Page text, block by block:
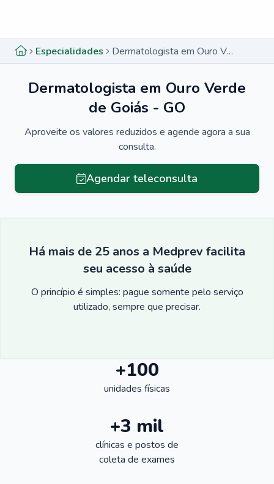
Especialidades Dermatologista em Ouro Verde de Goiás - GO
Dermatologista em Ouro Verde
de Goiás - GO
Aproveite os valores reduzidos e agende agora a sua
consulta.
Agendar teleconsulta
Há mais de 25 anos a Medprev facilita
seu acesso à saúde
O princípio é simples: pague somente pelo serviço
utilizado, sempre que precisar.
+100
unidades físicas
+3 mil
clínicas e postos de
coleta de exames